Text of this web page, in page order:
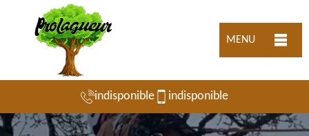
MENU
indisponible indisponible